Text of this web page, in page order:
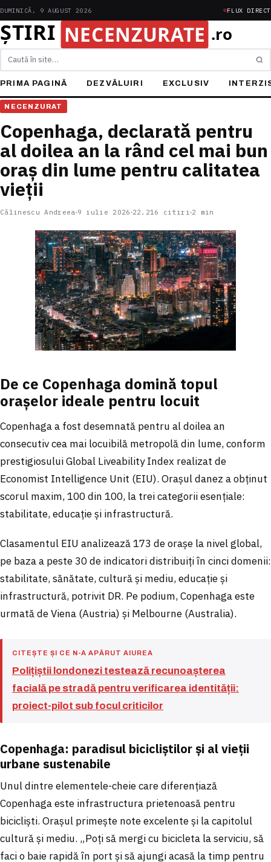
DUMINICĂ, 9 AUGUST 2026 FLUX DIRECT
Caută
PRIMA PAGINĂ DEZVĂLUIRI EXCLUSIV
NECENZURAT
Copenhaga, declarată pentru
al doilea an la rând cel mai bun
oraș din lume pentru calitatea
vieții
Călinescu Andreea 9 iulie 2026 22.216 citiri 2 min
De ce Copenhaga domină topul
orașelor ideale pentru locuit
Copenhaga a fost desemnată pentru al doilea an
consecutiv cea mai locuibilă metropolă din lume, conform
prestigiosului Global Liveability Index realizat de
Economist Intelligence Unit (EIU). Orașul danez a obținut
scorul maxim, 100 din 100, la trei categorii esențiale:
stabilitate, educație și infrastructură.
Clasamentul EIU analizează 173 de orașe la nivel global,
pe baza a peste 30 de indicatori distribuiți în cinci domenii:
stabilitate, sănătate, cultură și mediu, educație și
infrastructură, potrivit DR. Pe podium, Copenhaga este
urmată de Viena (Austria) și Melbourne (Australia).
CITEȘTE ȘI CE N-A APĂRUT AIUREA
Polițiștii londonezi testează recunoașterea
facială pe stradă pentru verificarea identității:
proiect-pilot sub focul criticilor
Copenhaga: paradisul bicicliștilor și al vieții
urbane sustenabile
Unul dintre elementele-cheie care diferențiază
Copenhaga este infrastructura prietenoasă pentru
bicicliști. Orașul primește note excelente și la capitolul
cultură și mediu. „Poți să mergi cu bicicleta la serviciu, să
faci o baie rapidă în port și să ajungi acasă la timp pentru